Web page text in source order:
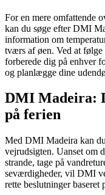
For en mere omfattende
kan du søge efter DMI
information om
tværs af øen. Ved at
forberede dig på enhver
og planlægge dine
DMI Madeira:
på ferien
Med DMI Madeira kan
vejrudsigten. Uanset om
strande, tage på
seværdigheder, vil DMI
rette beslutninger baseret